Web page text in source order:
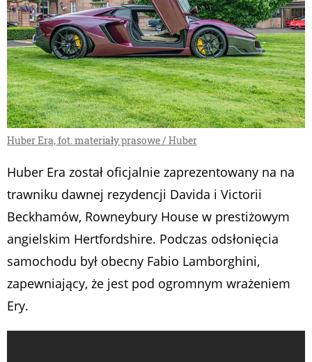
Huber Era, fot. materiały prasowe / Huber
Huber Era został oficjalnie zaprezentowany na na
trawniku dawnej rezydencji Davida i Victorii
Beckhamów, Rowneybury House w prestiżowym
angielskim Hertfordshire. Podczas odsłonięcia
samochodu był obecny Fabio Lamborghini,
zapewniający, że jest pod ogromnym wrażeniem
Ery.